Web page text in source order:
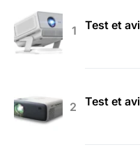
Test et
Test et